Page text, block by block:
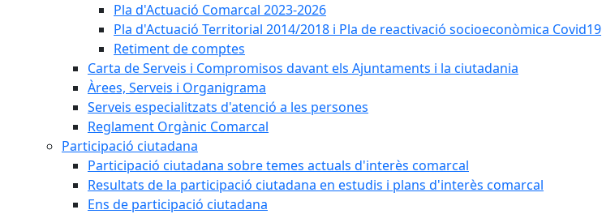
Pla d'Actuació Comarcal 2023-2026
Pla d'Actuació Territorial 2014/2018 i Pla de reactivació socioeconòmica Covid19
Retiment de comptes
Carta de Serveis i Compromisos davant els Ajuntaments i la ciutadania
Àrees, Serveis i Organigrama
Serveis especialitzats d'atenció a les persones
Reglament Orgànic Comarcal
Participació ciutadana
Participació ciutadana sobre temes actuals d'interès comarcal
Resultats de la participació ciutadana en estudis i plans d'interès comarcal
Ens de participació ciutadana